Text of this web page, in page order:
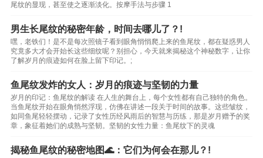
尾纹的显现，甚至使之逐渐淡化。按摩手法与步骤 1
男生长尾纹的秘密年龄，时间去哪儿了？!
嘿，老铁们！是不是每次照镜子看到眼角悄悄爬上来的鱼尾纹，都在疑惑男人
究竟多大才会开始长这些细纹呢？别担心，今天就来揭秘这个神秘数字，让你
了解岁月的痕迹如何在脸上留下印记。;
鱼尾纹发炸的女人：岁月的痕迹与坚韧的力量
岁月的印记：鱼尾纹的解读 在人生的舞台上，每个女性都有自己独特的角色。
当鱼尾纹开始在眼角悄然浮现，仿佛在讲述一段关于时间的故事。这些皱纹，
如同鱼尾轻轻摆动，记录了女性历经风雨后的智慧与历练，那是岁月赠予的奖
章，象征着她们的成熟与坚韧。坚韧的女性力量：鱼尾纹下的灵魂
揭秘鱼尾纹的秘密地图🌊：它们为何会在那儿？!